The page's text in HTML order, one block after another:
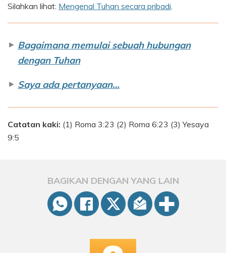
Silahkan lihat: Mengenal Tuhan secara pribadi
► Bagaimana memulai sebuah hubungan
dengan Tuhan
► Saya ada pertanyaan…
Catatan kaki: (1) Roma 3:23 (2) Roma 6:23 (3) Yesaya
9:5
BAGIKAN DENGAN YANG LAIN